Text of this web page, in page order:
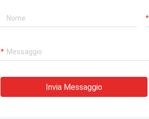
Invia Messaggio